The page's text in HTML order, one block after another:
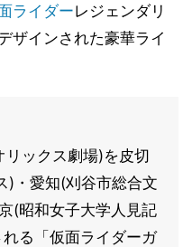
ライダーレジェンダリ
ザインされた豪華ライ
ックス劇場)を皮切
)・愛知(刈谷市総合文
(昭和女子大学人見記
る「仮面ライダーガ